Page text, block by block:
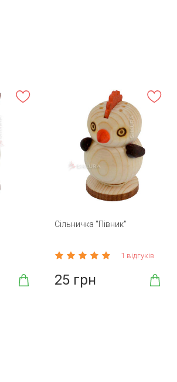
Сільничка "Півник"
1 відгуків
25 грн